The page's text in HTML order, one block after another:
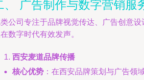
、 广告制作与数字营销服
公司专注于品牌视觉传达、广告创意
数字时代有效发声。
西安麦道品牌传播
核心优势 ：在西安品牌策划与广告领